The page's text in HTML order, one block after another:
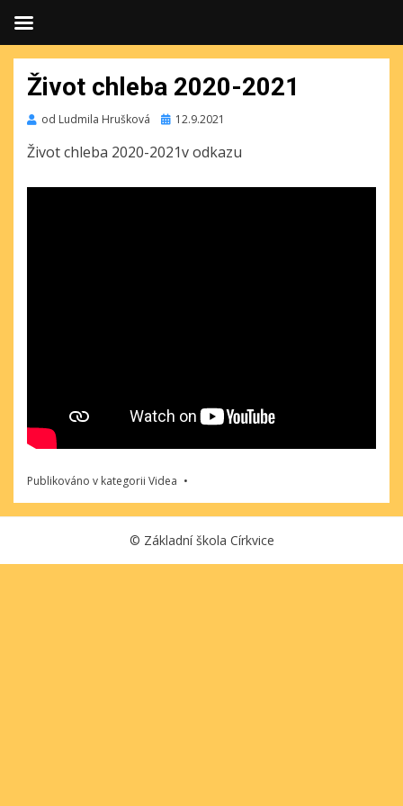
Život chleba 2020-2021
od Ludmila Hrušková Publikováno
12.9.2021
Život chleba 2020-2021v odkazu
Publikováno v kategorii Videa
© Základní škola Církvice